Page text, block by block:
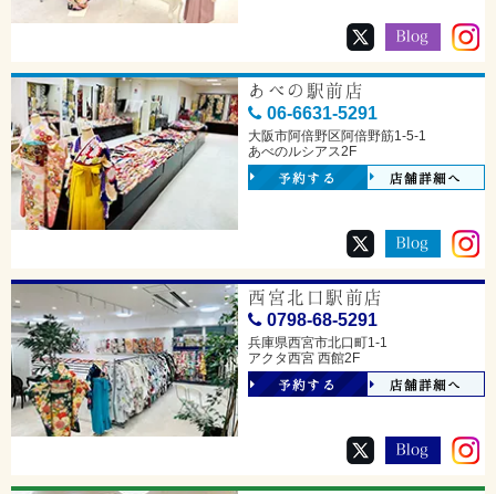
あべの駅前店
06-6631-5291
大阪市阿倍野区阿倍野筋1-5-1
あべのルシアス2F
予約する 店舗詳細へ
西宮北口駅前店
0798-68-5291
兵庫県西宮市北口町1-1
アクタ西宮 西館2F
予約する 店舗詳細へ